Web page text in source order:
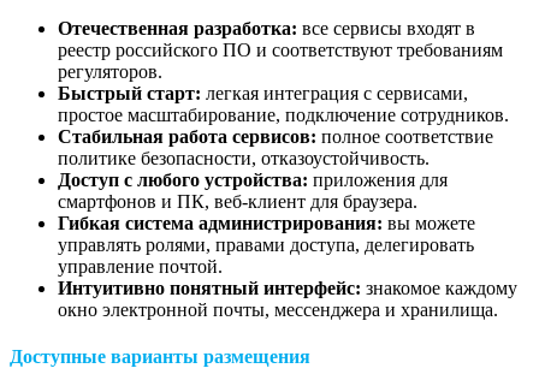
Отечественная разработка: все сервисы входят в
реестр российского ПО и соответствуют требованиям
регуляторов.
Быстрый старт: легкая интеграция с сервисами,
простое масштабирование, подключение сотрудников.
Стабильная работа сервисов: полное соответствие
политике безопасности, отказоустойчивость.
Доступ с любого устройства: приложения для
смартфонов и ПК, веб-клиент для браузера.
Гибкая система администрирования: вы можете
управлять ролями, правами доступа, делегировать
управление почтой.
Интуитивно понятный интерфейс: знакомое каждому
окно электронной почты, мессенджера и хранилища.
Доступные варианты размещения